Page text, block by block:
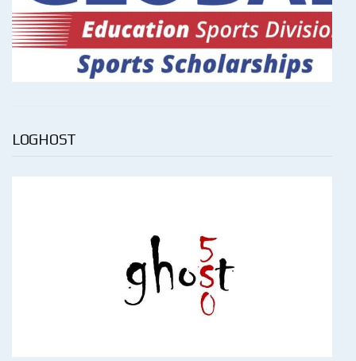
LOGHOST